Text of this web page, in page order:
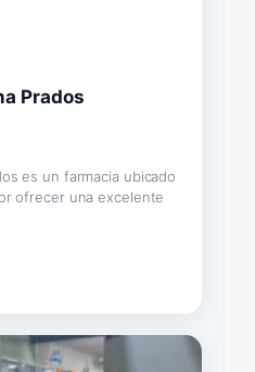
Prados
es un farmacia ubicado
ofrecer una excelente